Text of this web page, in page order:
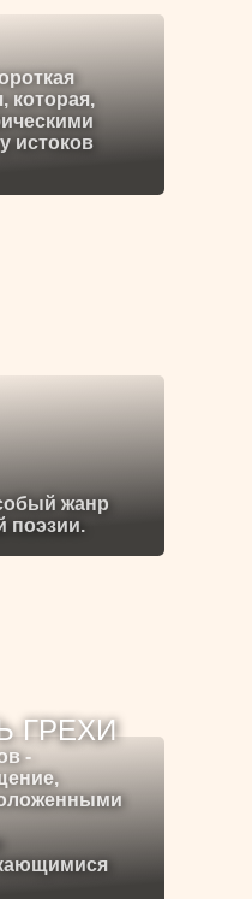
которая,
истоков
жанр
поэзии.
ГРЕХИ
-